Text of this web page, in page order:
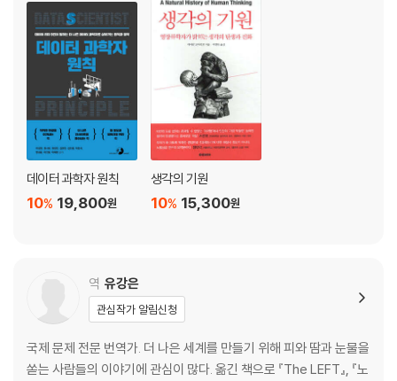
대형 유인원의 협력.49
친족과 친구에 기반을 둔 친사회성.74
3장_ 2인칭 도덕.83
‘우리we’는 ‘무임승차자’를 배제한다
협동과 도움 주기.90
공동 지향성.105
2인칭 행위.117
공동 헌신.128
원초적 ‘해야 함’.153
문화와 충성.171
집단 지향성.180
문화적 행위.188
도덕적 자기관리.206
원초적인 옳고 그름.230
데이터 과학자 원칙
19,800원
10%
생각의 기원
15,300원
10%
역 유강은
관심작가 알림신청
국제 문제 전문 번역가. 더 나은 세계를 만들기 위해 피와 땀과 눈물을
쏟는 사람들의 이야기에 관심이 많다. 옮긴 책으로 『The LEFT』, 『노